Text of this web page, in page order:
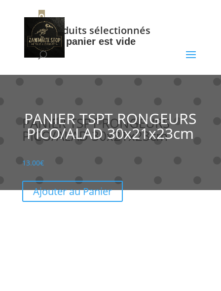
0
0Produits sélectionnés
Votre panier est vide
PANIER TSPT RONGEURS
PICO/ALAD 30x21x23cm
PANIER TSPT RONGEURS
PICO/ALAD 30x21x23cm
13.00€
Ajouter au Panier